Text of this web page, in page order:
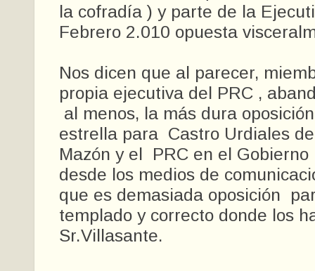
la cofradía ) y parte de la
Febrero 2.010 opuesta
Nos dicen que al parecer,
propia ejecutiva del PRC ,
al menos, la más dura
estrella para Castro Urdiales
Mazón y el PRC en el Gobierno
desde los medios de
que es demasiada oposición
templado y correcto donde los
Sr.Villasante.